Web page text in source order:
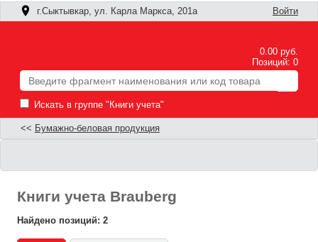
г.Сыктывкар, ул. Карла Маркса, 201а Войти
0.00 руб.
Позиций: 0
Искать в группе "Книги учета"
<< Бумажно-беловая продукция
Книги учета Brauberg
Найдено позиций: 2